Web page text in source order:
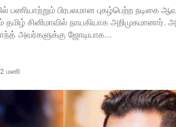
பணியாற்றும் பிரபலமான புகழ்பெற்ற நடிகை
சினிமாவில் நாயகியாக
அவர்களுக்கு ஜோடியாக…
மணி